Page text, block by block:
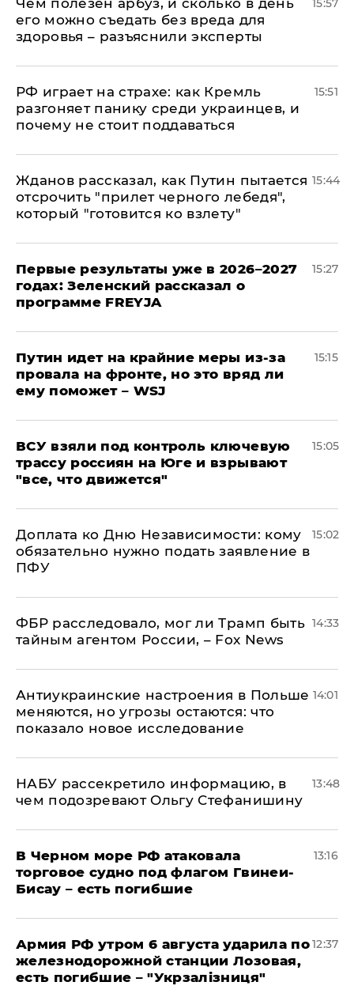
Чем полезен арбуз, и сколько в день
его можно съедать без вреда для
здоровья – разъяснили эксперты
15:57
РФ играет на страхе: как Кремль
разгоняет панику среди украинцев, и
почему не стоит поддаваться
15:51
Жданов рассказал, как Путин пытается
отсрочить "прилет черного лебедя",
который "готовится ко взлету"
15:44
Первые результаты уже в 2026–2027
годах: Зеленский рассказал о
программе FREYJA
15:27
Путин идет на крайние меры из-за
провала на фронте, но это вряд ли
ему поможет – WSJ
15:15
ВСУ взяли под контроль ключевую
трассу россиян на Юге и взрывают
"все, что движется"
15:05
Доплата ко Дню Независимости: кому
обязательно нужно подать заявление в
ПФУ
15:02
ФБР расследовало, мог ли Трамп быть
тайным агентом России, – Fox News
14:33
Антиукраинские настроения в Польше
меняются, но угрозы остаются: что
показало новое исследование
14:01
НАБУ рассекретило информацию, в
чем подозревают Ольгу Стефанишину
13:48
В Черном море РФ атаковала
торговое судно под флагом Гвинеи-
Бисау – есть погибшие
13:16
Армия РФ утром 6 августа ударила по
железнодорожной станции Лозовая,
есть погибшие – "Укрзалізниця"
12:37